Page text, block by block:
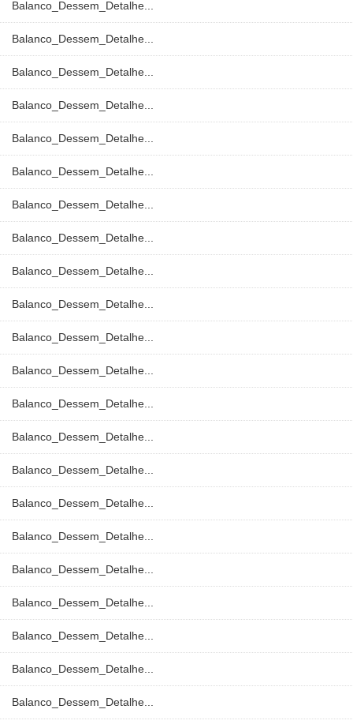
Balanco_Dessem_Detalhe...
Balanco_Dessem_Detalhe...
Balanco_Dessem_Detalhe...
Balanco_Dessem_Detalhe...
Balanco_Dessem_Detalhe...
Balanco_Dessem_Detalhe...
Balanco_Dessem_Detalhe...
Balanco_Dessem_Detalhe...
Balanco_Dessem_Detalhe...
Balanco_Dessem_Detalhe...
Balanco_Dessem_Detalhe...
Balanco_Dessem_Detalhe...
Balanco_Dessem_Detalhe...
Balanco_Dessem_Detalhe...
Balanco_Dessem_Detalhe...
Balanco_Dessem_Detalhe...
Balanco_Dessem_Detalhe...
Balanco_Dessem_Detalhe...
Balanco_Dessem_Detalhe...
Balanco_Dessem_Detalhe...
Balanco_Dessem_Detalhe...
Balanco_Dessem_Detalhe...